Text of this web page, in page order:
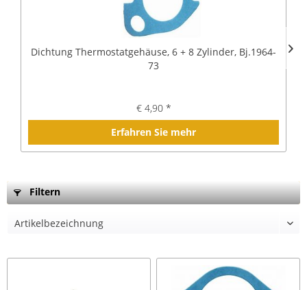
Dichtung Thermostatgehäuse, 6 + 8 Zylinder, Bj.1964-
73
€ 4,90 *
Erfahren Sie mehr
Filtern